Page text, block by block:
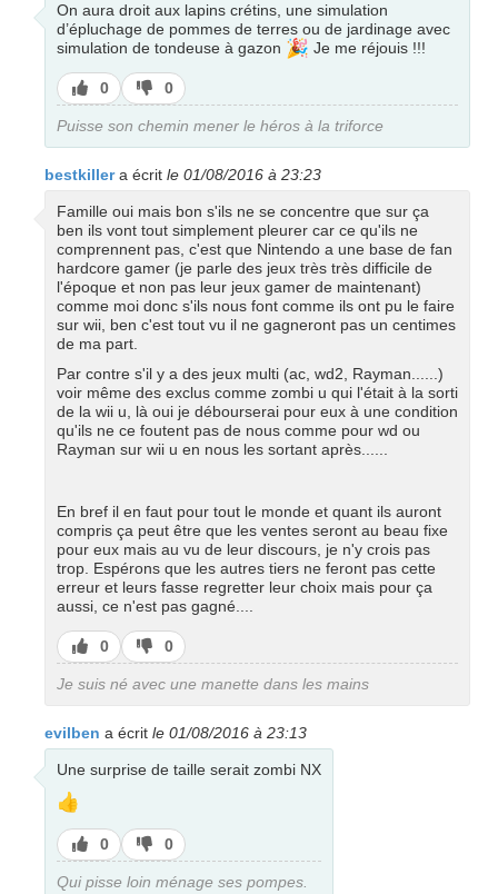
On aura droit aux lapins crétins, une simulation
d’épluchage de pommes de terres ou de jardinage avec
simulation de tondeuse à gazon 🎉 Je me réjouis !!!
J’aime
0
J’aime
pas
0
Puisse son chemin mener le héros à la triforce
bestkillera écrit le 01/08/2016 à 23:23
Famille oui mais bon s'ils ne se concentre que sur ça
ben ils vont tout simplement pleurer car ce qu'ils ne
comprennent pas, c'est que Nintendo a une base de fan
hardcore gamer (je parle des jeux très très difficile de
l'époque et non pas leur jeux gamer de maintenant)
comme moi donc s'ils nous font comme ils ont pu le faire
sur wii, ben c'est tout vu il ne gagneront pas un centimes
de ma part.
Par contre s'il y a des jeux multi (ac, wd2, Rayman......)
voir même des exclus comme zombi u qui l'était à la sorti
de la wii u, là oui je débourserai pour eux à une condition
qu'ils ne ce foutent pas de nous comme pour wd ou
Rayman sur wii u en nous les sortant après......
En bref il en faut pour tout le monde et quant ils auront
compris ça peut être que les ventes seront au beau fixe
pour eux mais au vu de leur discours, je n'y crois pas
trop. Espérons que les autres tiers ne feront pas cette
erreur et leurs fasse regretter leur choix mais pour ça
aussi, ce n'est pas gagné....
J’aime
0
J’aime
pas
0
Je suis né avec une manette dans les mains
evilben a écrit le 01/08/2016 à 23:13
Une surprise de taille serait zombi NX
👍
J’aime
0
J’aime
pas
0
Qui pisse loin ménage ses pompes.